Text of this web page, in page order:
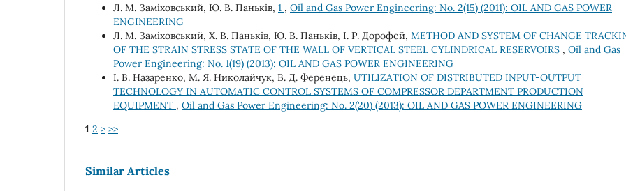
Л. М. Заміховський, Ю. В. Паньків, 1 , Oil and Gas Power Engineering: No. 2(15) (2011): OIL AND GAS POWER
ENGINEERING
Л. М. Заміховський, Х. В. Паньків, Ю. В. Паньків, І. Р. Дорофей, METHOD AND SYSTEM OF CHANGE
OF THE STRAIN STRESS STATE OF THE WALL OF VERTICAL STEEL CYLINDRICAL RESERVOIRS , Oil and Gas
Power Engineering: No. 1(19) (2013): OIL AND GAS POWER ENGINEERING
І. В. Назаренко, М. Я. Николайчук, В. Д. Ференець, UTILIZATION OF DISTRIBUTED INPUT-OUTPUT
TECHNOLOGY IN AUTOMATIC CONTROL SYSTEMS OF COMPRESSOR DEPARTMENT PRODUCTION
EQUIPMENT , Oil and Gas Power Engineering: No. 2(20) (2013): OIL AND GAS POWER ENGINEERING
1 2 > >>
Similar Articles